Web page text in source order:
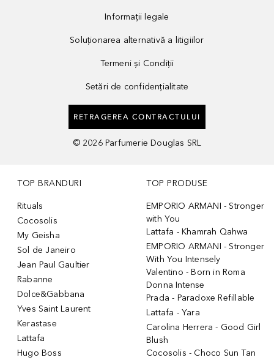
Informații legale
Soluționarea alternativă a litigiilor
Termeni și Condiții
Setări de confidențialitate
RETRAGEREA CONTRACTULUI
© 2026 Parfumerie Douglas SRL
TOP BRANDURI
Rituals
Cocosolis
My Geisha
Sol de Janeiro
Jean Paul Gaultier
Rabanne
Dolce&Gabbana
Yves Saint Laurent
Kerastase
Lattafa
Hugo Boss
TOP PRODUSE
EMPORIO ARMANI - Stronger
with You
Lattafa - Khamrah Qahwa
EMPORIO ARMANI - Stronger
With You Intensely
Valentino - Born in Roma
Donna Intense
Prada - Paradoxe Refillable
Lattafa - Yara
Carolina Herrera - Good Girl
Blush
Cocosolis - Choco Sun Tan